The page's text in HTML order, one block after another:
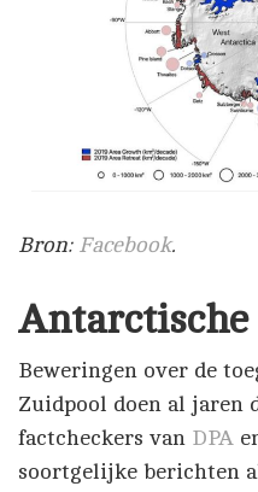
Bron: Facebook.
Beweringen over de
Zuidpool doen al jaren
factcheckers van DPA
soortgelijke berichten